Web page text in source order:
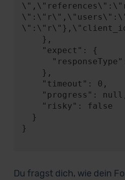
}
Du fragst dich, wie dein